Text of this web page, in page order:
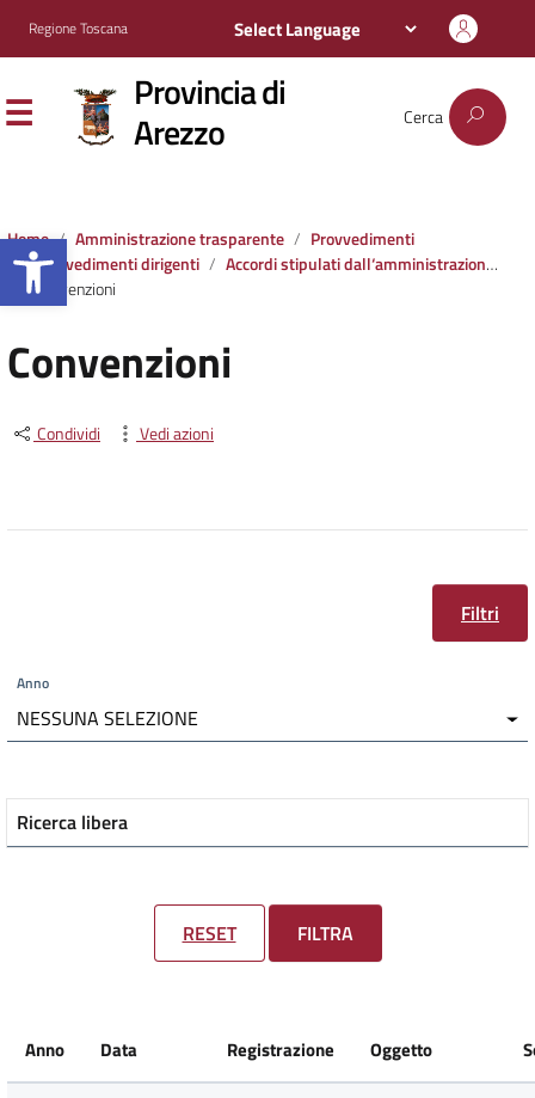
Apri la barra degli strumenti
Regione Toscana
Provincia di
Arezzo Cerca
Home Amministrazione trasparente
Provvedimenti
Provvedimenti dirigenti
Accordi stipulati dall‘amministrazione con soggetti privati o con altre amministrazioni pubbliche
Convenzioni
Convenzioni
Condividi Vedi azioni
Filtri
Anno
NESSUNA SELEZIONE
Ricerca libera
RESET FILTRA
Anno Data Registrazione Oggetto